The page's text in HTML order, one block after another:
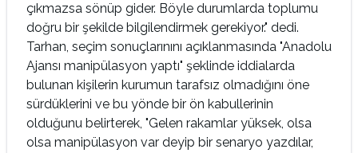
çıkmazsa sönüp gider. Böyle durumlarda toplumu
doğru bir şekilde bilgilendirmek gerekiyor." dedi.
Tarhan, seçim sonuçlarınını açıklanmasında "Anadolu
Ajansı manipülasyon yaptı" şeklinde iddialarda
bulunan kişilerin kurumun tarafsız olmadığını öne
sürdüklerini ve bu yönde bir ön kabullerinin
olduğunu belirterek, "Gelen rakamlar yüksek, olsa
olsa manipülasyon var deyip bir senaryo yazdılar,